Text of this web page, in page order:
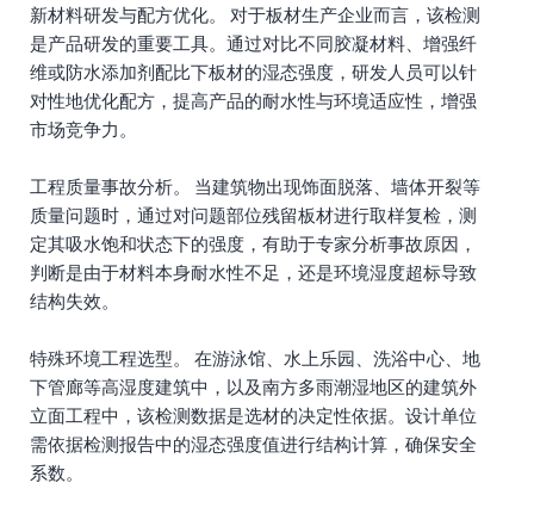
新材料研发与配方优化。 对于板材生产企业而言，该检测
是产品研发的重要工具。通过对比不同胶凝材料、增强纤
维或防水添加剂配比下板材的湿态强度，研发人员可以针
对性地优化配方，提高产品的耐水性与环境适应性，增强
市场竞争力。
工程质量事故分析。 当建筑物出现饰面脱落、墙体开裂等
质量问题时，通过对问题部位残留板材进行取样复检，测
定其吸水饱和状态下的强度，有助于专家分析事故原因，
判断是由于材料本身耐水性不足，还是环境湿度超标导致
结构失效。
特殊环境工程选型。 在游泳馆、水上乐园、洗浴中心、地
下管廊等高湿度建筑中，以及南方多雨潮湿地区的建筑外
立面工程中，该检测数据是选材的决定性依据。设计单位
需依据检测报告中的湿态强度值进行结构计算，确保安全
系数。